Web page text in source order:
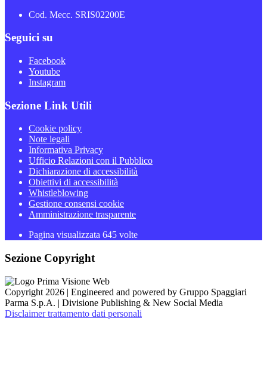
Cod. Mecc. SRIS02200E
Seguici su
Facebook
Youtube
Instagram
Sezione Link Utili
Cookie policy
Note legali
Informativa Privacy
Ufficio Relazioni con il Pubblico
Dichiarazione di accessibilità
Obiettivi di accessibilità
Whistleblowing
Gestione consensi cookie
Amministrazione trasparente
Pagina visualizzata 645 volte
Sezione Copyright
Copyright 2026 | Engineered and powered by Gruppo Spaggiari
Parma S.p.A. | Divisione Publishing & New Social Media
Disclaimer trattamento dati personali